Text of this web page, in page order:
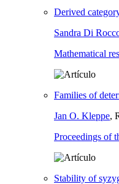
Derived
Sandra Di
Mathematical
Families of
Jan O. Kleppe,
Proceedings of
Stability of